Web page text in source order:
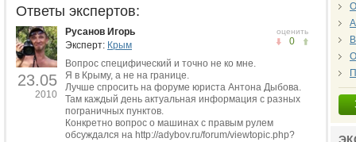
Ответы экспертов:
23.05
2010
оценить
0
Русанов Игорь
Эксперт: Крым
Вопрос специфический и точно не ко мне.
Я в Крыму, а не на границе.
Лучше спросить на форуме юриста Антона Дыбова.
Там каждый день актуальная информация с разных
пограничных пунктов.
Конкретно вопрос о машинах с правым рулем
обсуждался на http://adybov.ru/forum/viewtopic.php?